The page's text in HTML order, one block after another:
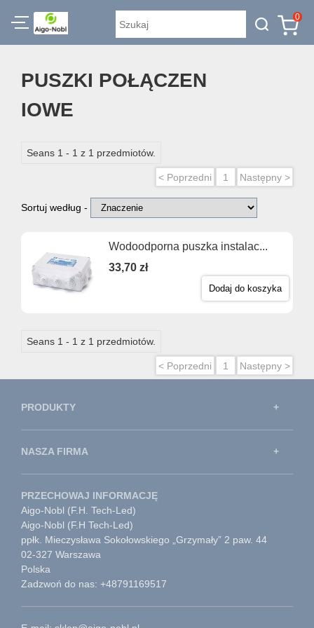
0
PUSZKI POŁĄCZEN
IOWE
Seans 1 - 1 z 1 przedmiotów.
< Poprzedni 1 Następny >
Sortuj według -
Wodoodporna puszka instalac...
33,70 zł
Dodaj do koszyka
Seans 1 - 1 z 1 przedmiotów.
< Poprzedni 1 Następny >
PRODUKTY
NASZA FIRMA
PRZECHOWAJ INFORMACJĘ
Aigo-Nobl (F.H. Tech-Led)
Aigo-Nobl (F.H Tech-Led)
ppłk. Mieczysława Sokołowskiego „Grzymały” 2 paw. 44
02-327 Warszawa
Polska
Zadzwoń do nas: +48791169517